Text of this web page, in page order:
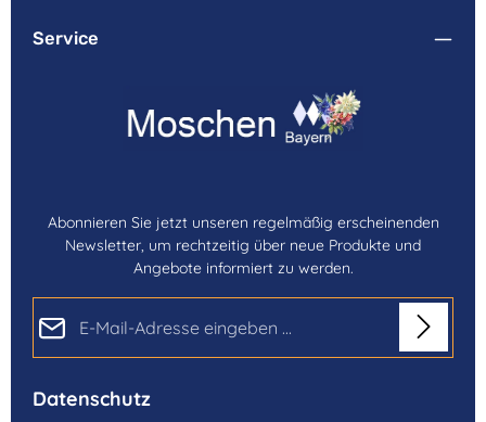
Service
Abonnieren Sie jetzt unseren regelmäßig erscheinenden
Newsletter, um rechtzeitig über neue Produkte und
Angebote informiert zu werden.
Datenschutz